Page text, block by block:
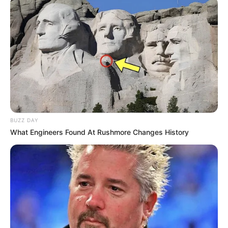
5. Video TikTok tanpa watermark sudah dapat kamu tonton di
galeri.
Review aplikasi dan situs SnapTik
(foto: playstore)
Ada kalanya kita lebih suka membuat video pada aplikasi TikTok
BUZZ DAY
What Engineers Found At Rushmore Changes History